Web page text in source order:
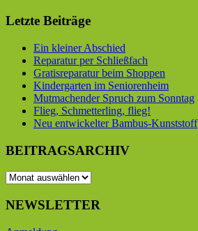
Letzte Beiträge
Ein kleiner Abschied
Reparatur per Schließfach
Gratisreparatur beim Shoppen
Kindergarten im Seniorenheim
Mutmachender Spruch zum Sonntag
Flieg, Schmetterling, flieg!
Neu entwickelter Bambus-Kunststoff
BEITRAGSARCHIV
BEITRAGSARCHIV
NEWSLETTER